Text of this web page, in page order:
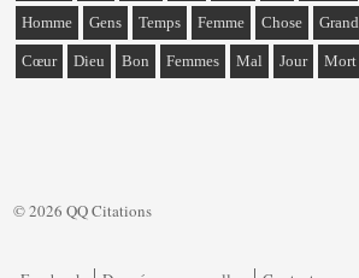
Homme Gens Temps Femme Chose Grand
Cœur Dieu Bon Femmes Mal Jour Mort
© 2026 QQ Citations